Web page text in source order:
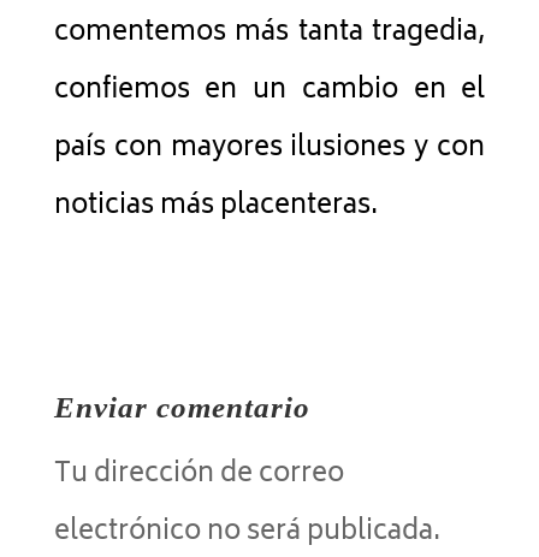
comentemos más tanta tragedia,
confiemos en un cambio en el
país con mayores ilusiones y con
noticias más placenteras.
Enviar comentario
Tu dirección de correo
electrónico no será publicada.